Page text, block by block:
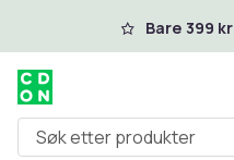
Hopp til hovedinnhold
Bare 399
Søk etter produkter